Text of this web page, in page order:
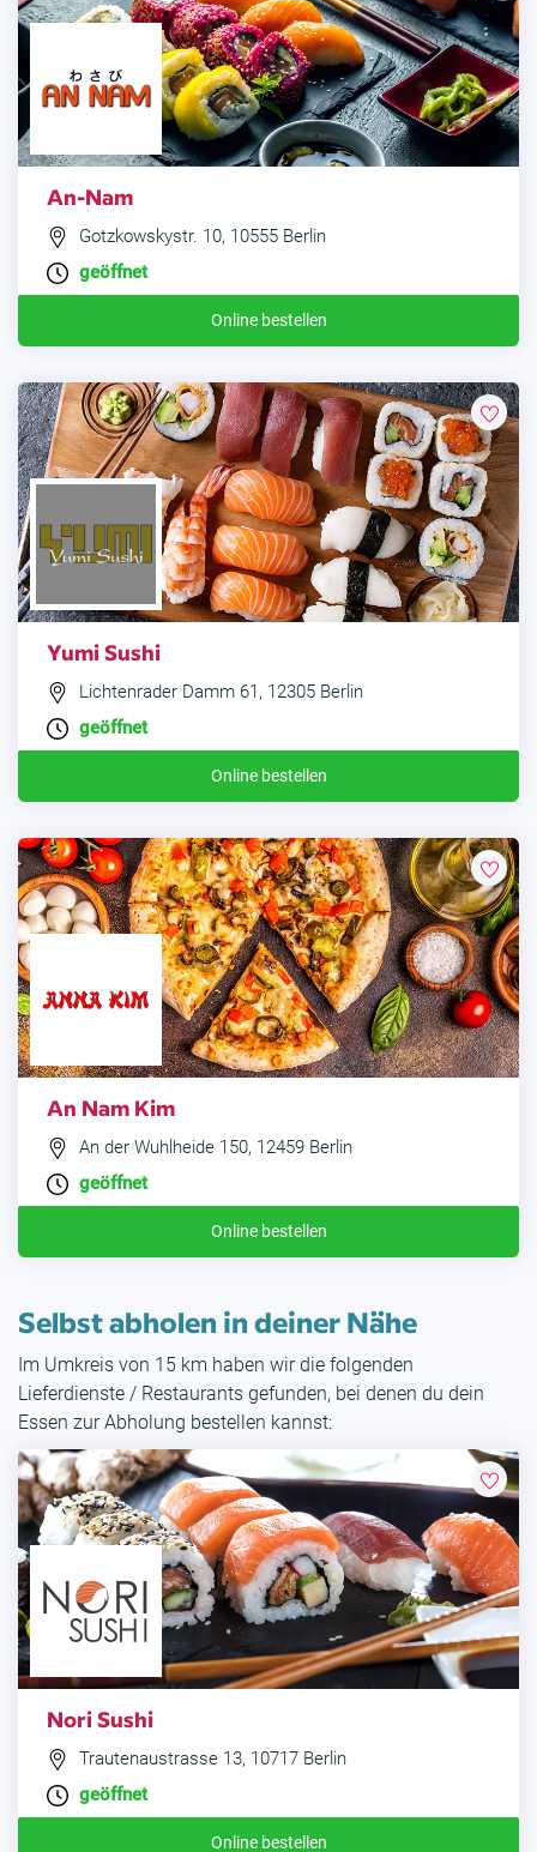
An-Nam
Gotzkowskystr. 10, 10555 Berlin
geöffnet
Online bestellen
Yumi Sushi
Lichtenrader Damm 61, 12305 Berlin
geöffnet
Online bestellen
An Nam Kim
An der Wuhlheide 150, 12459 Berlin
geöffnet
Online bestellen
Selbst abholen in deiner Nähe
Im Umkreis von 15 km haben wir die folgenden
Lieferdienste / Restaurants gefunden, bei denen du dein
Essen zur Abholung bestellen kannst:
Nori Sushi
Trautenaustrasse 13, 10717 Berlin
geöffnet
Online bestellen